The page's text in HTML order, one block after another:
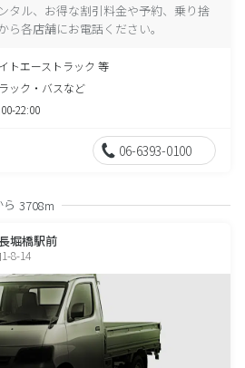
タル、お得な割引料金や予約、乗り捨
各店舗にお電話ください。
トエーストラック 等
ック・バスなど
22:00
06-6393-0100
3708m
堀橋駅前
8-14